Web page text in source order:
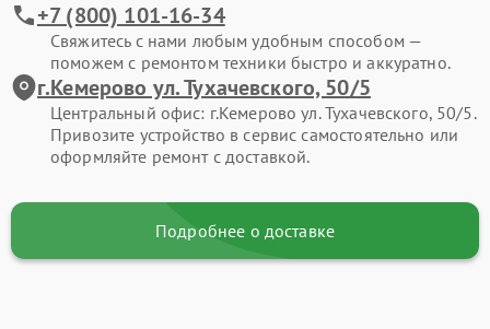
+7 (800) 101-16-34
Свяжитесь с нами любым удобным способом —
поможем с ремонтом техники быстро и аккуратно.
г.Кемерово ул. Тухачевского, 50/5
Центральный офис: г.Кемерово ул. Тухачевского, 50/5.
Привозите устройство в сервис самостоятельно или
оформляйте ремонт с доставкой.
Подробнее о доставке